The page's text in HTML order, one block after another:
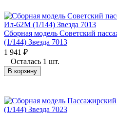
Сборная модель Советский
(1/144) Звезда 7013
1 941 ₽
Осталась 1 шт.
В корзину